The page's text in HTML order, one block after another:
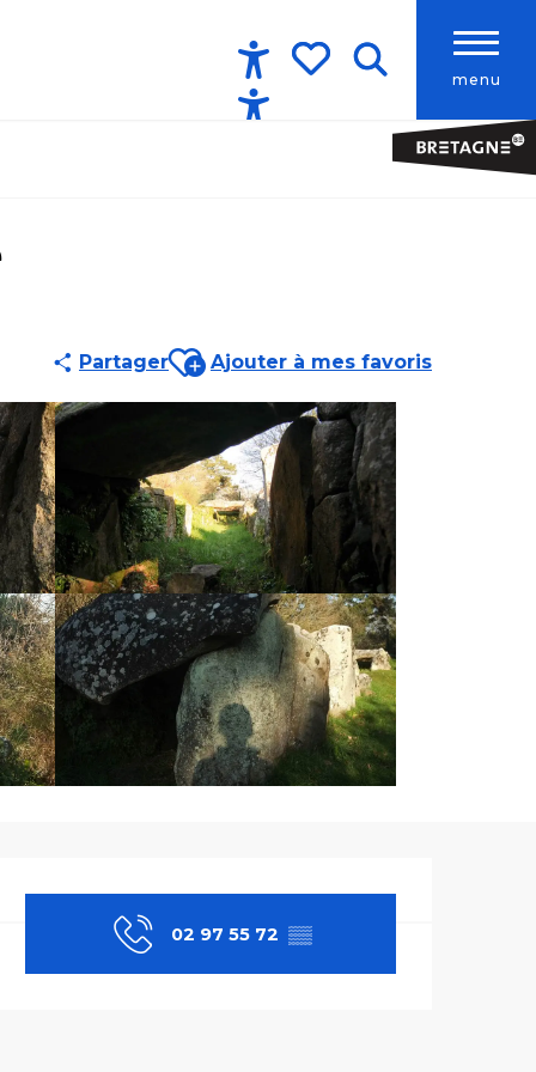
menu
Accessibilité
PartagerAjouter aux favoris
Ajouter à mes favoris
et
02 97 55 72 ▒▒